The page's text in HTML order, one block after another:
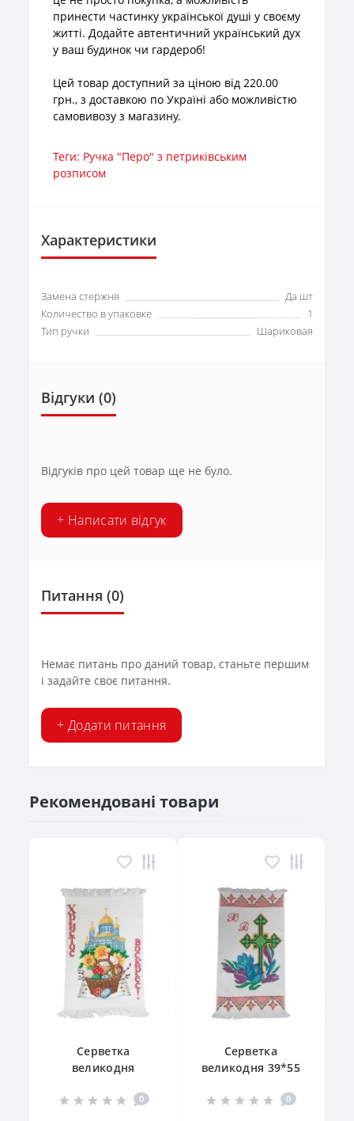
принести частинку української душі у своєму
житті. Додайте автентичний український дух
у ваш будинок чи гардероб!
Цей товар доступний за ціною від 220.00
грн., з доставкою по Україні або можливістю
самовивозу з магазину.
Теги: Ручка "Перо" з петриківським
розписом
Характеристики
Замена стержня
Да шт
Количество в упаковке
1
Тип ручки
Шариковая
Відгуки (0)
Відгуків про цей товар ще не було.
+ Написати відгук
Питання (0)
Немає питань про даний товар, станьте першим
і задайте своє питання.
+ Додати питання
Рекомендовані товари
Серветка
великодня
кошик"
0
Серветка
великодня 39*55
0